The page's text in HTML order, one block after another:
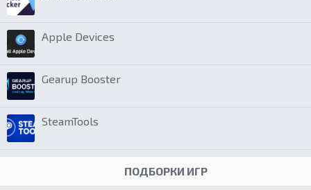
Apple Devices
Gearup Booster
SteamTools
ПОДБОРКИ ИГР